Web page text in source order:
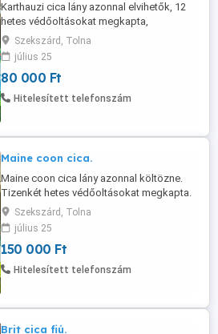
Karthauzi cica lány azonnal elvihetők, 12
hetes védőoltásokat megkapta,
szobatiszta. Érdeklődni telefonon.
Szekszárd, Tolna
július 25
80 000 Ft
Hitelesített telefonszám
Maine coon cica.
Maine coon cica lány azonnal költözne.
Tizenkét hetes védőoltásokat megkapta.
A törzskönyvezett szülők a helyszínen
megtekinthetők. A cica törzskönyv nélkül
eladó. Érdeklődni telefonon.
Szekszárd, Tolna
július 25
150 000 Ft
Hitelesített telefonszám
Brit cica fiú.